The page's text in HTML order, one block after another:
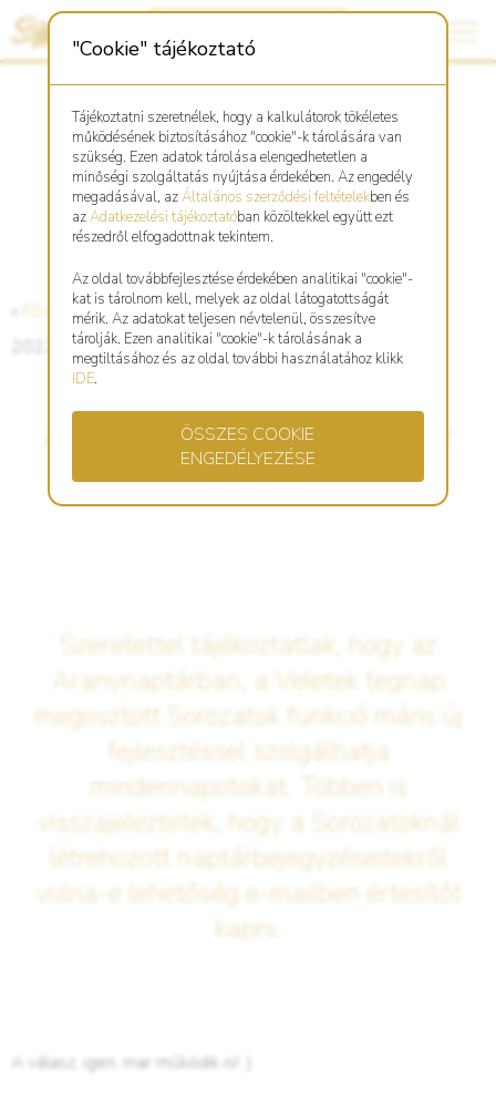
"Cookie" tájékoztató
Tájékoztatni szeretnélek, hogy a kalkulátorok tökéletes
működésének biztosításához "cookie"-k tárolására van
szükség. Ezen adatok tárolása elengedhetetlen a
minőségi szolgáltatás nyújtása érdekében. Az engedély
megadásával, azÁltalános szerződési feltételekben és
azAdatkezelési tájékoztatóban közöltekkel együtt ezt
részedről elfogadottnak tekintem.
Az oldal továbbfejlesztése érdekében analitikai "cookie"-
kat is tárolnom kell, melyek az oldal látogatottságát
mérik. Az adatokat teljesen névtelenül, összesítve
tárolják. Ezen analitikai "cookie"-k tárolásának a
megtiltásához és az oldal további használatához klikk
IDE.
ÖSSZES COOKIE
ENGEDÉLYEZÉSE
Főoldal«Hírek
2022-08-13
Állítsd be saját Aranynaptár
email értesítődet!
Szeretettel tájékoztatlak, hogy az
Aranynaptárban, a Veletek tegnap
megosztott Sorozatok funkció máris új
fejlesztéssel szolgálhatja
mindennapotokat. Többen is
visszajeleztetek, hogy a Sorozatoknál
létrehozott naptárbejegyzéseitekről
volna-e lehetőség e-mailben értesítőt
kapni.
A válasz, igen, mar működik is! ;)